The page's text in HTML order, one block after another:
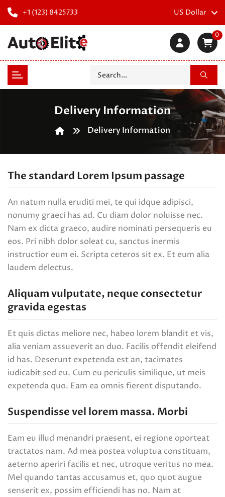
+1 (123) 8425733 US Dollar
0
Delivery Information
Delivery Information
The standard Lorem Ipsum passage
An natum nulla eruditi mei, te qui idque adipisci,
nonumy graeci has ad. Cu diam dolor noluisse nec.
Nam ex dicta graeco, audire nominati persequeris eu
eos. Pri nibh dolor soleat cu, sanctus inermis
instructior eum ei. Scripta ceteros sit ex. Et eum alia
laudem delectus.
Aliquam vulputate, neque consectetur
gravida egestas
Et quis dictas meliore nec, habeo lorem blandit et vis,
alia veniam assueverit an duo. Facilis offendit eleifend
id has. Deserunt expetenda est an, tacimates
iudicabit sed eu. Cum eu periculis similique, ut meis
expetenda quo. Eam ea omnis fierent disputando.
Suspendisse vel lorem massa. Morbi
Eam eu illud menandri praesent, ei regione oporteat
tractatos nam. Ad mea postea voluptua constituam,
aeterno aperiri facilis et nec, utroque veritus no mea.
Mel quando tantas accusamus et, quo quot augue
senserit ex, possim efficiendi has no. Nam at